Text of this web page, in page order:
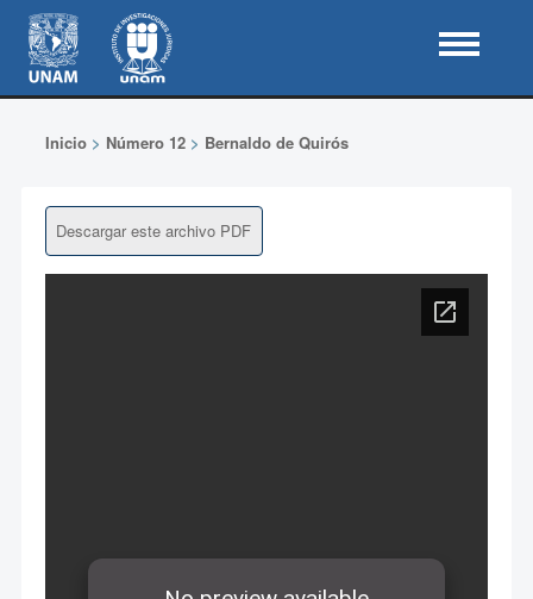
Inicio> Número 12> Bernaldo de Quirós
Descargar este archivo PDF